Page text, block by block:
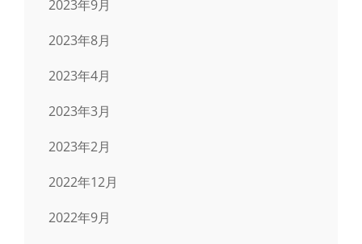
2023年9月
2023年8月
2023年4月
2023年3月
2023年2月
2022年12月
2022年9月